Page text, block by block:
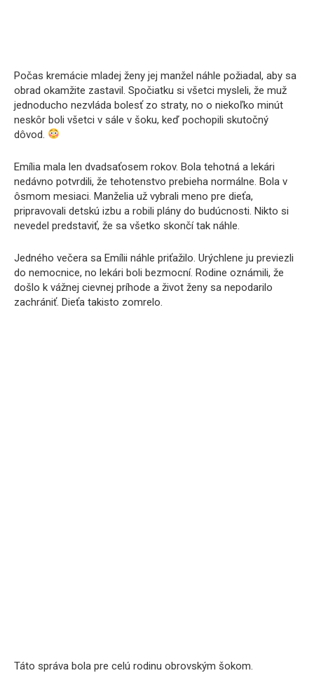
Počas kremácie mladej ženy jej manžel náhle požiadal, aby sa
obrad okamžite zastavil. Spočiatku si všetci mysleli, že muž
jednoducho nezvláda bolesť zo straty, no o niekoľko minút
neskôr boli všetci v sále v šoku, keď pochopili skutočný
dôvod.
Emília mala len dvadsaťosem rokov. Bola tehotná a lekári
nedávno potvrdili, že tehotenstvo prebieha normálne. Bola v
ôsmom mesiaci. Manželia už vybrali meno pre dieťa,
pripravovali detskú izbu a robili plány do budúcnosti. Nikto si
nevedel predstaviť, že sa všetko skončí tak náhle.
Jedného večera sa Emílii náhle priťažilo. Urýchlene ju previezli
do nemocnice, no lekári boli bezmocní. Rodine oznámili, že
došlo k vážnej cievnej príhode a život ženy sa nepodarilo
zachrániť. Dieťa takisto zomrelo.
Táto správa bola pre celú rodinu obrovským šokom.